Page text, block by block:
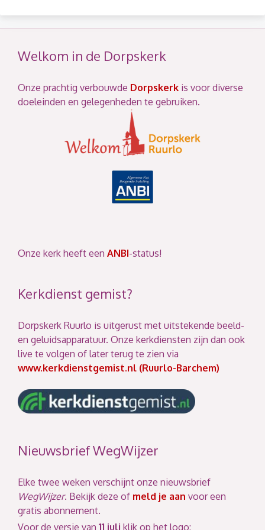
Welkom in de Dorpskerk
Onze prachtig verbouwde Dorpskerk is voor diverse
doeleinden en gelegenheden te gebruiken.
Onze kerk heeft een ANBI-status!
Kerkdienst gemist?
Dorpskerk Ruurlo is uitgerust met uitstekende beeld-
en geluidsapparatuur. Onze kerkdiensten zijn dan ook
live te volgen of later terug te zien via
www.kerkdienstgemist.nl (Ruurlo-Barchem)
Nieuwsbrief WegWijzer
Elke twee weken verschijnt onze nieuwsbrief
WegWijzer. Bekijk deze of meld je aan voor een
gratis abonnement.
Voor de versie van 11 juli klik op het logo: